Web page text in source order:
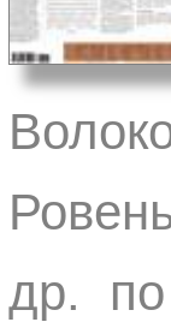
др. по